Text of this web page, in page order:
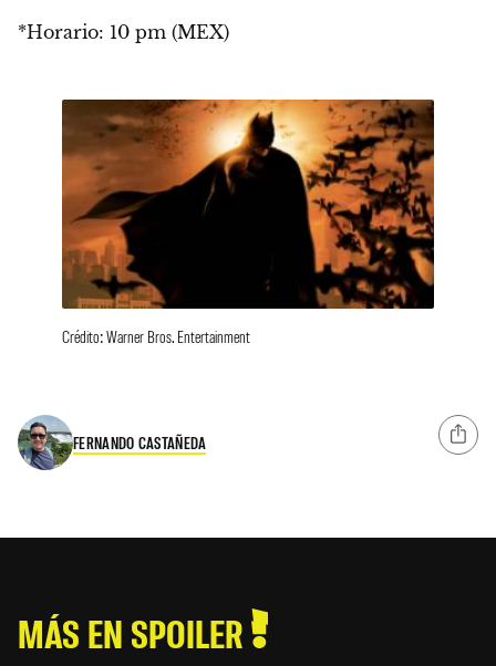
*Horario: 10 pm (MEX)
Crédito: Warner Bros. Entertainment
FERNANDO CASTAÑEDA
MÁS EN SPOILER